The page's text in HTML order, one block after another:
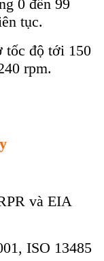
0 đến 99
tục.
tốc độ tới 150
rpm.
và EIA
ISO 13485